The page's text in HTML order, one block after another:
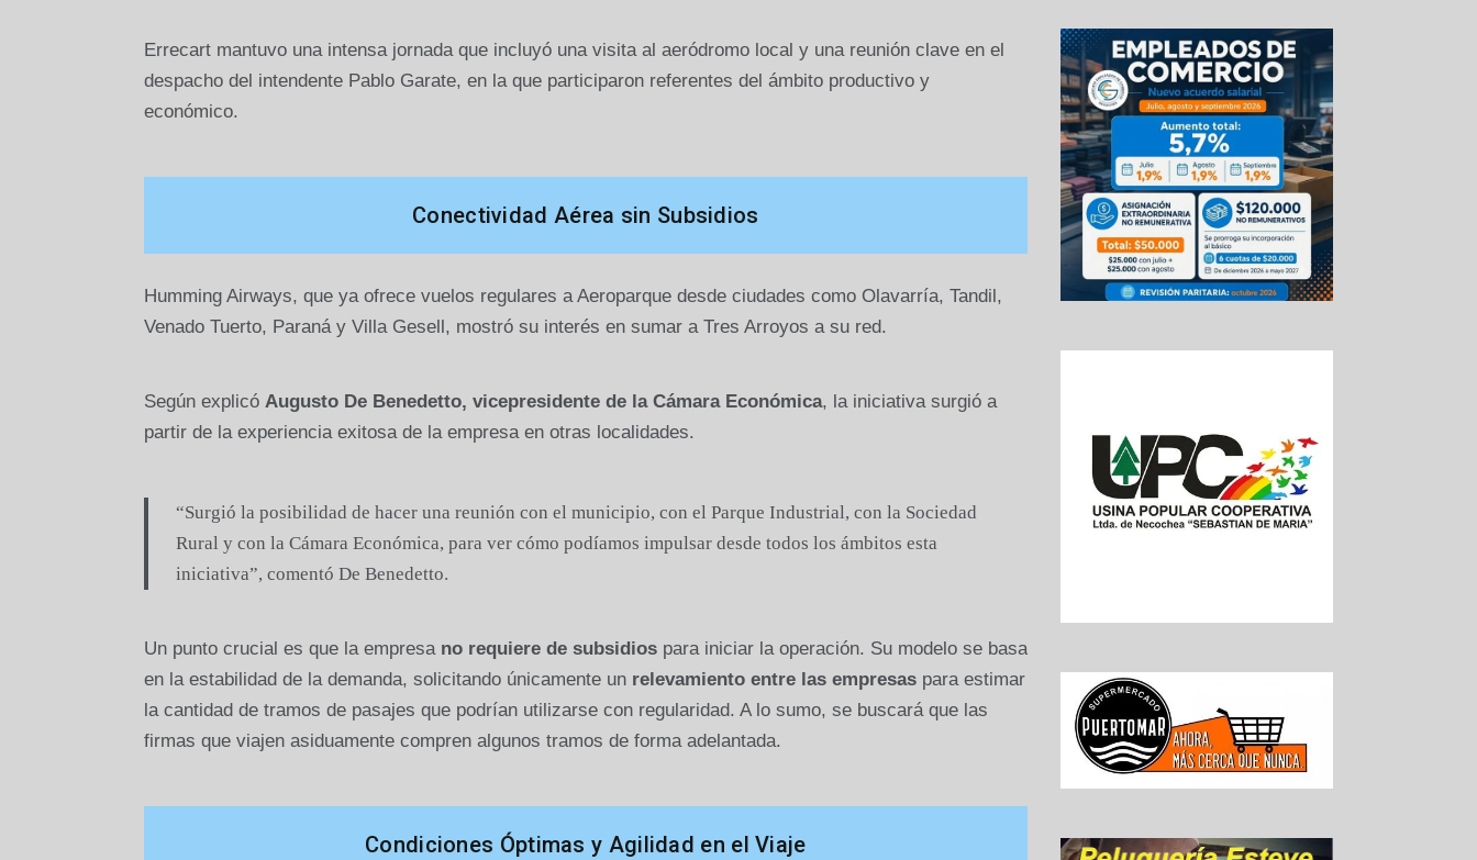
Errecart mantuvo una intensa jornada que incluyó una visita al aeródromo local y una reunión clave en el
despacho del intendente Pablo Garate, en la que participaron referentes del ámbito productivo y
económico.
Conectividad Aérea sin Subsidios
Humming Airways, que ya ofrece vuelos regulares a Aeroparque desde ciudades como Olavarría, Tandil,
Venado Tuerto, Paraná y Villa Gesell, mostró su interés en sumar a Tres Arroyos a su red.
Según explicó Augusto De Benedetto, vicepresidente de la Cámara Económica, la iniciativa surgió a
partir de la experiencia exitosa de la empresa en otras localidades.
“Surgió la posibilidad de hacer una reunión con el municipio, con el Parque Industrial, con la Sociedad
Rural y con la Cámara Económica, para ver cómo podíamos impulsar desde todos los ámbitos esta
iniciativa”, comentó De Benedetto.
Un punto crucial es que la empresa no requiere de subsidiospara iniciar la operación. Su modelo se basa
en la estabilidad de la demanda, solicitando únicamente un relevamiento entre las empresaspara estimar
la cantidad de tramos de pasajes que podrían utilizarse con regularidad. A lo sumo, se buscará que las
firmas que viajen asiduamente compren algunos tramos de forma adelantada.
Condiciones Óptimas y Agilidad en el Viaje